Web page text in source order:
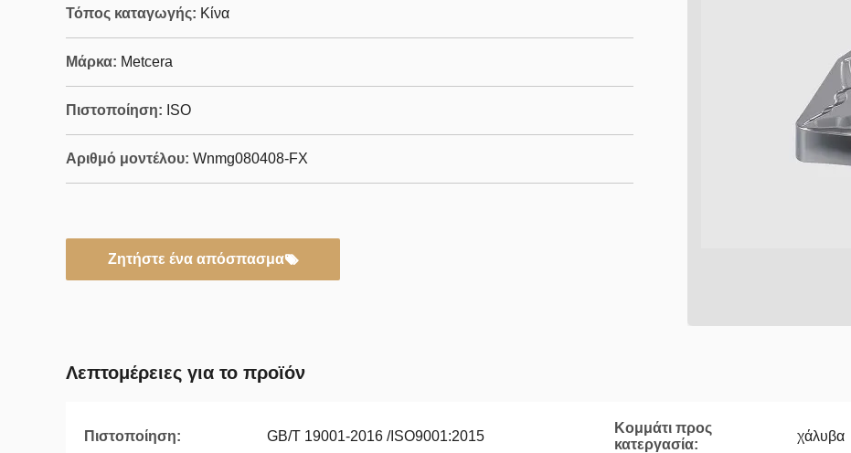
Τόπος καταγωγής: Κίνα
Μάρκα: Metcera
Πιστοποίηση: ISO
Αριθμό μοντέλου: Wnmg080408-FX
Ζητήστε ένα απόσπασμα
Λεπτομέρειες για το προϊόν
Πιστοποίηση: GB/T 19001-2016 /ISO9001:2015
Κομμάτι προς
κατεργασία:
χάλυβα